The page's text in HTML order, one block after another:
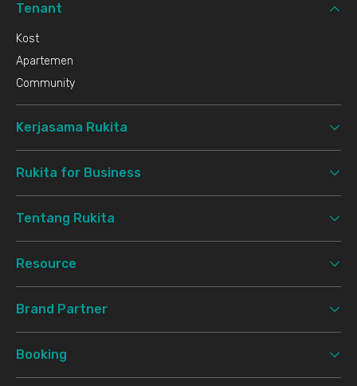
Tenant
Kost
Apartemen
Community
Kerjasama Rukita
Rukita for Business
Tentang Rukita
Resource
Brand Partner
Booking